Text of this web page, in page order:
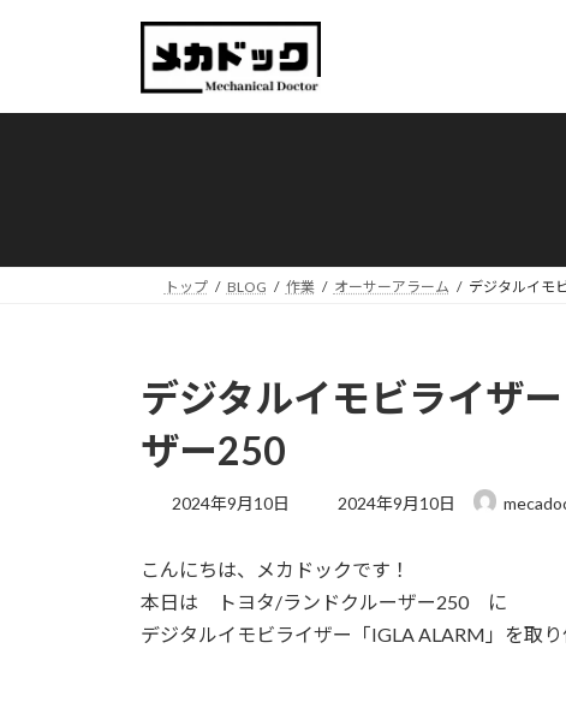
プ
動
トップ BLOG 作業 オーサーアラーム デジタルイモ
デジタルイモビライザ
ザー250
2024年9月10日
最
新
日
:
2024年9月10日
こんにちは、メカドックです！
本日は トヨタ/ランドクルーザー250 に
デジタルイモビライザー「IGLA ALARM」を取り